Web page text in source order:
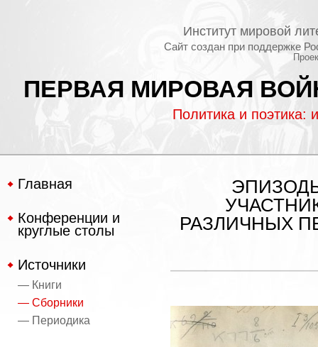
Институт мировой
Сайт создан при поддержке
ПЕРВАЯ МИРОВАЯ
Политика и поэтика:
Главная
Конференции и
круглые столы
Источники
— Книги
— Сборники
— Периодика
РАЗЛИЧНЫХ